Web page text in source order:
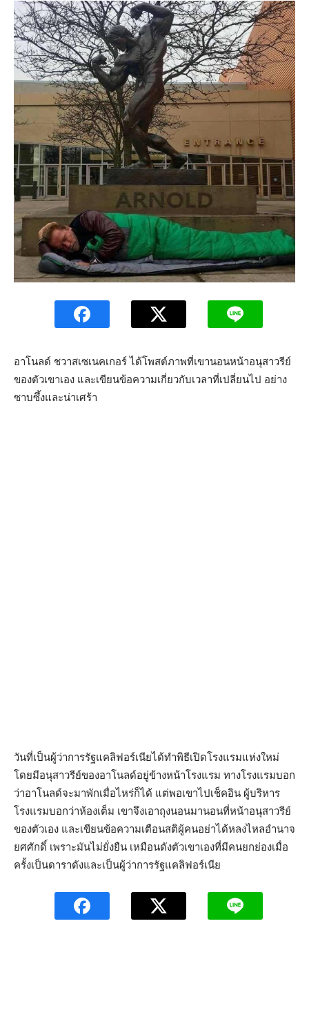
อาโนลด์ ชวาสเซเนคเกอร์ ได้โพสต์ภาพที่เขานอนหน้าอนุสาวรีย์
ของตัวเขาเอง และเขียนข้อความเกี่ยวกับเวลาที่เปลี่ยนไป อย่าง
ซาบซึ้งและน่าเศร้า
วันที่เป็นผู้ว่าการรัฐแคลิฟอร์เนียได้ทำพิธีเปิดโรงแรมแห่งใหม่
โดยมีอนุสาวรีย์ของอาโนลด์อยู่ข้างหน้าโรงแรม ทางโรงแรมบอก
ว่าอาโนลด์จะมาพักเมื่อไหร่ก็ได้ แต่พอเขาไปเช็คอิน ผู้บริหาร
โรงแรมบอกว่าห้องเต็ม เขาจึงเอาถุงนอนมานอนที่หน้าอนุสาวรีย์
ของตัวเอง และเขียนข้อความเตือนสติผู้คนอย่าได้หลงไหลอำนาจ
ยศศักดิ์ เพราะมันไม่ยั่งยืน เหมือนดังตัวเขาเองที่มีคนยกย่องเมื่อ
ครั้งเป็นดาราดังและเป็นผู้ว่าการรัฐแคลิฟอร์เนีย